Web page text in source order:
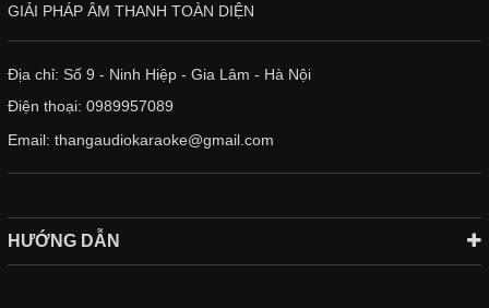
GIẢI PHÁP ÂM THANH TOÀN DIỆN
Địa chỉ: Số 9 - Ninh Hiệp - Gia Lâm - Hà Nội
Điện thoại: 0989957089
Email: thangaudiokaraoke@gmail.com
HƯỚNG DẪN